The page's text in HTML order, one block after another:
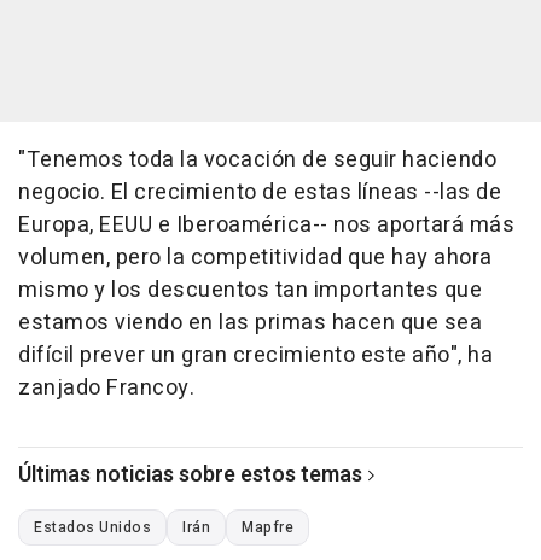
"Tenemos toda la vocación de seguir haciendo
negocio. El crecimiento de estas líneas --las de
Europa, EEUU e Iberoamérica-- nos aportará más
volumen, pero la competitividad que hay ahora
mismo y los descuentos tan importantes que
estamos viendo en las primas hacen que sea
difícil prever un gran crecimiento este año", ha
zanjado Francoy.
Últimas noticias sobre estos temas
Estados Unidos Irán Mapfre